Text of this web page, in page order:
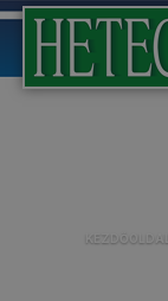
KEZDŐOLDAL